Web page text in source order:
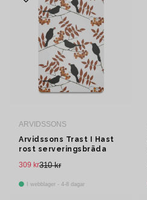
ARVIDSSONS
Arvidssons Trast I Hast
rost serveringsbräda
310 kr
309 kr
I webblager - 4-8 dagar